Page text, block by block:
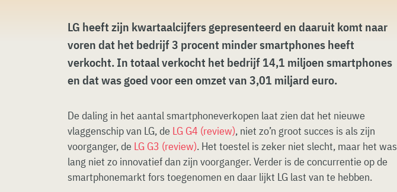
LG heeft zijn kwartaalcijfers gepresenteerd en daaruit komt naar
voren dat het bedrijf 3 procent minder smartphones heeft
verkocht. In totaal verkocht het bedrijf 14,1 miljoen smartphones
en dat was goed voor een omzet van 3,01 miljard euro.
De daling in het aantal smartphoneverkopen laat zien dat het nieuwe
vlaggenschip van LG, de LG G4 (review), niet zo’n groot succes is als zijn
voorganger, de LG G3 (review). Het toestel is zeker niet slecht, maar het was
lang niet zo innovatief dan zijn voorganger. Verder is de concurrentie op de
smartphonemarkt fors toegenomen en daar lijkt LG last van te hebben.